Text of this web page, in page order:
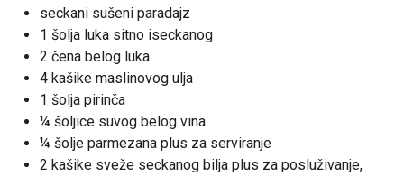
seckani sušeni paradajz
1 šolja luka sitno iseckanog
2 čena belog luka
4 kašike maslinovog ulja
1 šolja pirinča
¼ šoljice suvog belog vina
¼ šolje parmezana plus za serviranje
2 kašike sveže seckanog bilja plus za posluživanje,